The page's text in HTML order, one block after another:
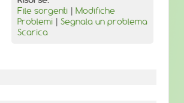
File sorgenti | Modifiche
Problemi | Segnala un problema
Scarica